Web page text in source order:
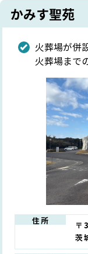
かみす聖苑
火葬場が併
火葬場まで
住所
〒
茨